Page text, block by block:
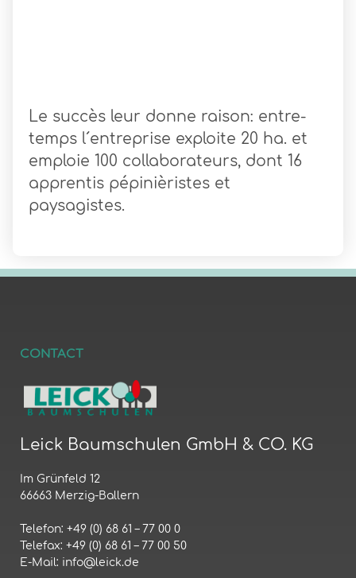
Le succès leur donne raison: entre-
temps l´entreprise exploite 20 ha. et
emploie 100 collaborateurs, dont 16
apprentis pépinièristes et
paysagistes.
CONTACT
Leick Baumschulen GmbH & CO. KG
Im Grünfeld 12
66663 Merzig-Ballern
Telefon: +49 (0) 68 61 – 77 00 0
Telefax: +49 (0) 68 61 – 77 00 50
E-Mail: info@leick.de